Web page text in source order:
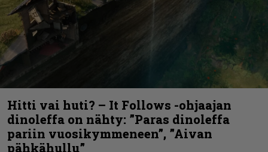
Hitti vai huti? – It Follows -ohjaajan
dinoleffa on nähty: ”Paras dinoleffa
pariin vuosikymmeneen”, ”Aivan
pähkähullu”